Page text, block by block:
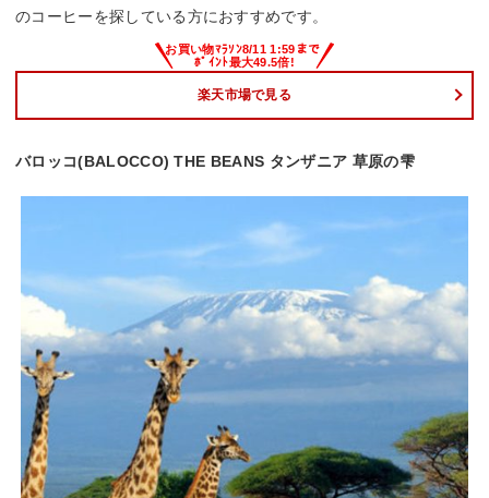
のコーヒーを探している方におすすめです。
楽天市場で見る
バロッコ(BALOCCO) THE BEANS タンザニア 草原の雫